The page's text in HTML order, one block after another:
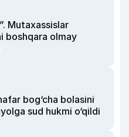
Mutaxassislar
boshqara olmay
bog‘cha bolasini
sud hukmi o‘qildi